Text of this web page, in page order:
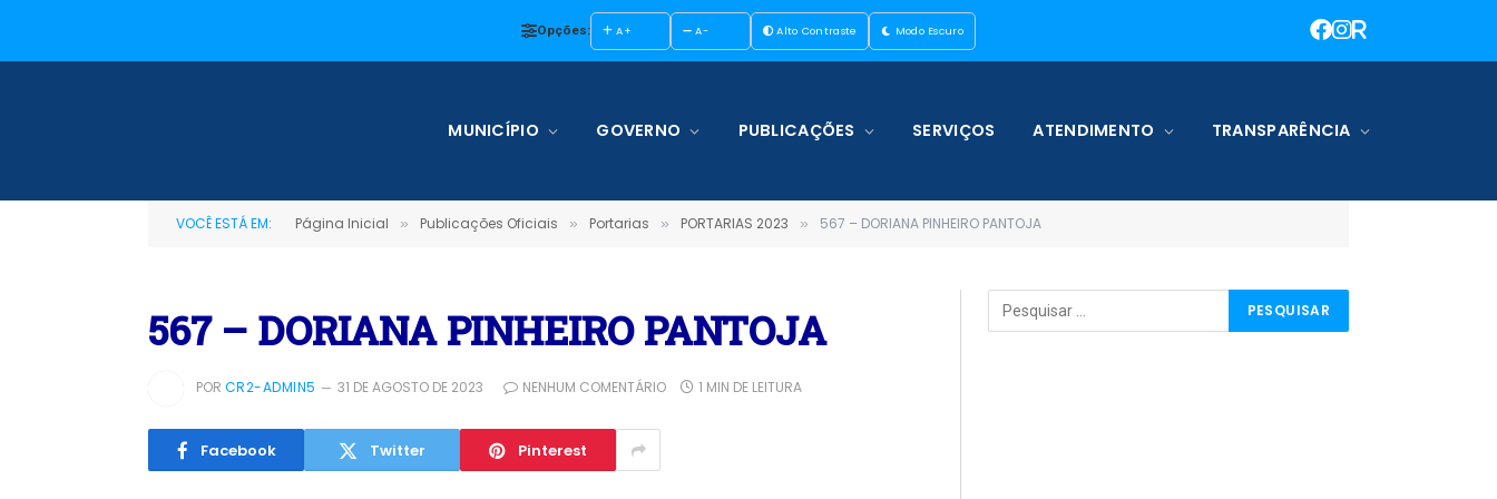
Opções: A+ A- Alto Contraste Modo Escuro
MUNICÍPIO GOVERNO PUBLICAÇÕES SERVIÇOS ATENDIMENTO TRANSPARÊNCIA
VOCÊ ESTÁ EM: Página Inicial » Publicações Oficiais » Portarias » PORTARIAS 2023 » 567 – DORIANA PINHEIRO PANTOJA
567 – DORIANA PINHEIRO PANTOJA
POR CR2-ADMIN5 31 DE AGOSTO DE 2023 NENHUM COMENTÁRIO 1 MIN DE LEITURA
Facebook Twitter Pinterest